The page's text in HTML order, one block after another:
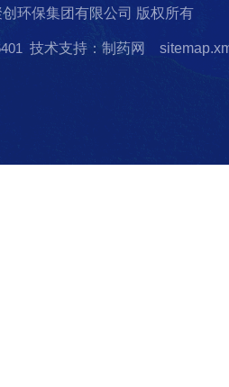
环保集团有限公司 版权所有
技术支持：制药网